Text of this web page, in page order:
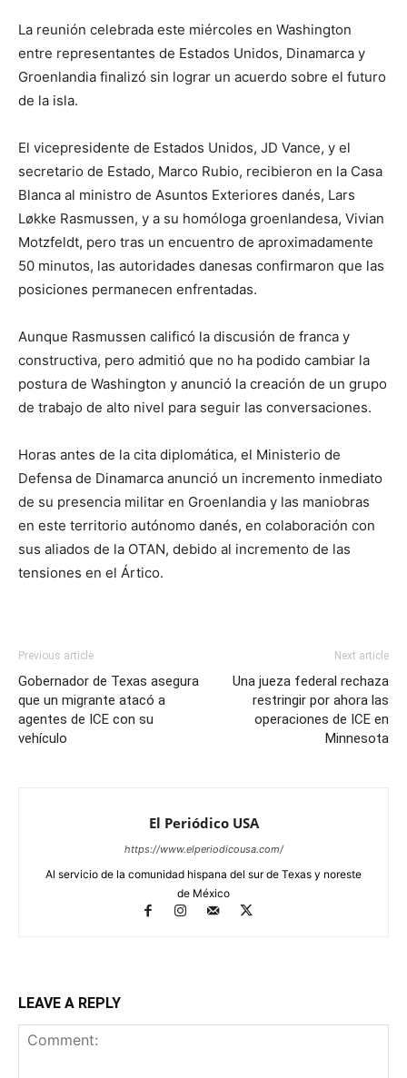
La reunión celebrada este miércoles en Washington
entre representantes de Estados Unidos, Dinamarca y
Groenlandia finalizó sin lograr un acuerdo sobre el futuro
de la isla.
El vicepresidente de Estados Unidos, JD Vance, y el
secretario de Estado, Marco Rubio, recibieron en la Casa
Blanca al ministro de Asuntos Exteriores danés, Lars
Løkke Rasmussen, y a su homóloga groenlandesa, Vivian
Motzfeldt, pero tras un encuentro de aproximadamente
50 minutos, las autoridades danesas confirmaron que las
posiciones permanecen enfrentadas.
Aunque Rasmussen calificó la discusión de franca y
constructiva, pero admitió que no ha podido cambiar la
postura de Washington y anunció la creación de un grupo
de trabajo de alto nivel para seguir las conversaciones.
Horas antes de la cita diplomática, el Ministerio de
Defensa de Dinamarca anunció un incremento inmediato
de su presencia militar en Groenlandia y las maniobras
en este territorio autónomo danés, en colaboración con
sus aliados de la OTAN, debido al incremento de las
tensiones en el Ártico.
Previous article
Gobernador de Texas asegura
que un migrante atacó a
agentes de ICE con su
vehículo
Next article
Una jueza federal rechaza
restringir por ahora las
operaciones de ICE en
Minnesota
El Periódico USA
https://www.elperiodicousa.com/
Al servicio de la comunidad hispana del sur de Texas y noreste
de México
LEAVE A REPLY